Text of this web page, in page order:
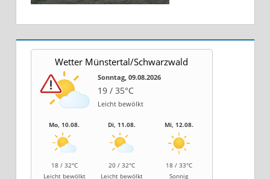
Wetter Münstertal/Schwarzwald
Sonntag, 09.08.2026
19 / 35°C
Leicht bewölkt
Mo, 10.08.
18 / 32°C
Leicht bewölkt
Di, 11.08.
20 / 32°C
Leicht bewölkt
Mi, 12.08.
18 / 33°C
Sonnig